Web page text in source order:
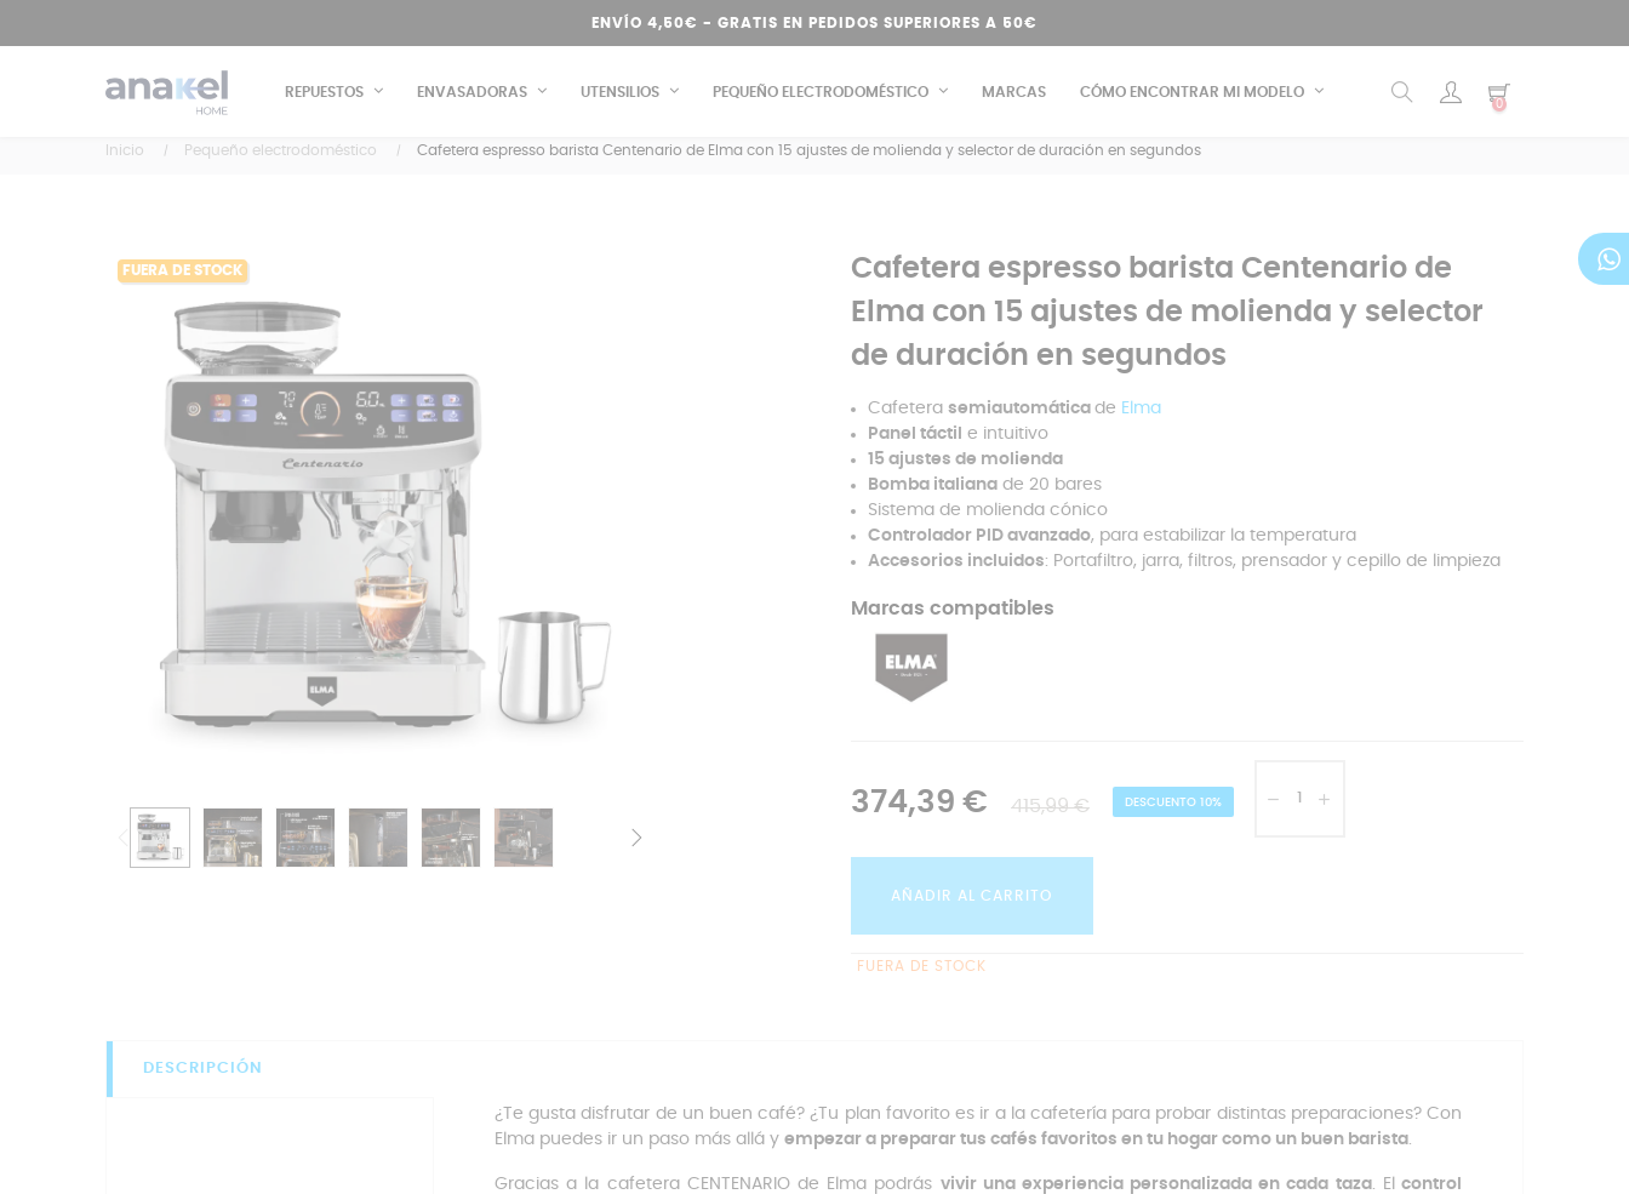
ENVÍO 4,50€ - GRATIS EN PEDIDOS SUPERIORES A 50€
REPUESTOS ENVASADORAS UTENSILIOS PEQUEÑO ELECTRODOMÉSTICO MARCAS CÓMO ENCONTRAR MI MODELO
0
Inicio Pequeño electrodoméstico Cafetera espresso barista Centenario de Elma con 15 ajustes de molienda y selector de duración en segundos
FUERA DE STOCK
Cafetera espresso barista Centenario de
Elma con 15 ajustes de molienda y selector
de duración en segundos
Cafetera semiautomática de Elma
Panel táctil
e intuitivo
15 ajustes de molienda
Bomba italianade 20 bares
Sistema de molienda cónico
Controlador PID avanzado, para estabilizar la temperatura
Accesorios incluidos: Portafiltro, jarra, filtros, prensador y cepillo de limpieza
Marcas compatibles
374,39 € 415,99 € DESCUENTO 10%
AÑADIR AL CARRITO
FUERA DE STOCK
DESCRIPCIÓN
¿Te gusta disfrutar de un buen café? ¿Tu plan favorito es ir a la cafetería para probar distintas preparaciones? Con
Elma puedes ir un paso más allá y empezar a preparar tus cafés favoritos en tu hogar como un buen barista
Gracias a la cafetera CENTENARIO de Elma podrás vivir una experiencia personalizada en cada taza. El control